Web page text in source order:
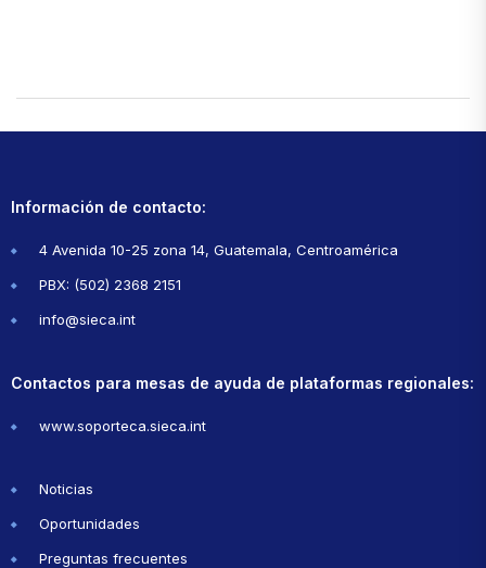
Información de contacto:
4 Avenida 10-25 zona 14, Guatemala, Centroamérica
PBX: (502) 2368 2151
info@sieca.int
Contactos para mesas de ayuda de plataformas regionales:
www.soporteca.sieca.int
Noticias
Oportunidades
Preguntas frecuentes